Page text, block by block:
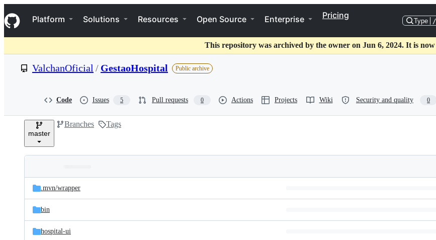
k
i
p
o
t
Navigation Menu
Platform Solutions Resources Open Source Enterprise Pricing
Type /
This repository was archived by the owner on Jun 6, 2024. It is
ValchanOficial / GestaoHospital Public archive
Code Issues 5 Pull requests 0 Actions Projects Wiki Security and quality 0
master
Branches Tags
and
files
Latest
commit
.mvn/wrapper
bin
hospital-ui